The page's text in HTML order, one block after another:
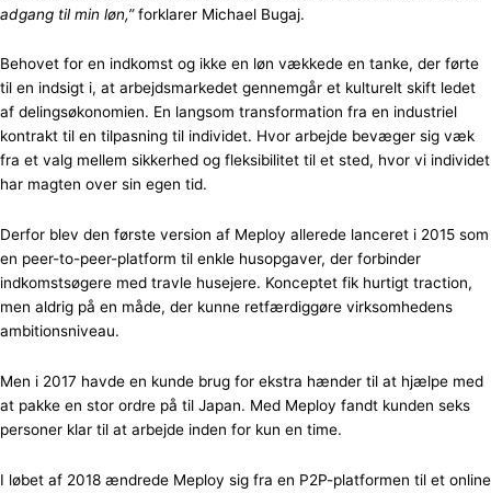
adgang til min løn,”forklarer Michael Bugaj.
Behovet for en indkomst og ikke en løn vækkede en tanke, der førte
til en indsigt i, at arbejdsmarkedet gennemgår et kulturelt skift ledet
af delingsøkonomien. En langsom transformation fra en industriel
kontrakt til en tilpasning til individet. Hvor arbejde bevæger sig væk
fra et valg mellem sikkerhed og fleksibilitet til et sted, hvor vi individet
har magten over sin egen tid.
Derfor blev den første version af Meploy allerede lanceret i 2015 som
en peer-to-peer-platform til enkle husopgaver, der forbinder
indkomstsøgere med travle husejere. Konceptet fik hurtigt traction,
men aldrig på en måde, der kunne retfærdiggøre virksomhedens
ambitionsniveau.
Men i 2017 havde en kunde brug for ekstra hænder til at hjælpe med
at pakke en stor ordre på til Japan. Med Meploy fandt kunden seks
personer klar til at arbejde inden for kun en time.
I løbet af 2018 ændrede Meploy sig fra en P2P-platformen til et online